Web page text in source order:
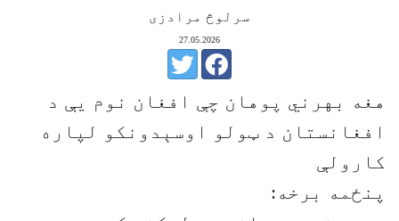
سرلوڅ مرادزی
27.05.2026
هغه بهرني پوهان چې افغان نوم یې د
افغانستان د ټولو اوسېدونکو لپاره
کارولې
پنځمه برخه: